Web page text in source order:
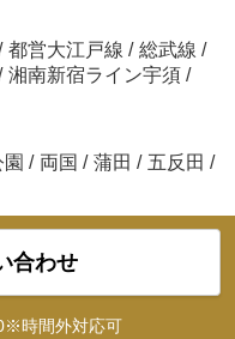
都営大江戸線 / 総武線 /
湘南新宿ライン宇須 /
/ 両国 / 蒲田 / 五反田 /
合わせ
時間外対応可